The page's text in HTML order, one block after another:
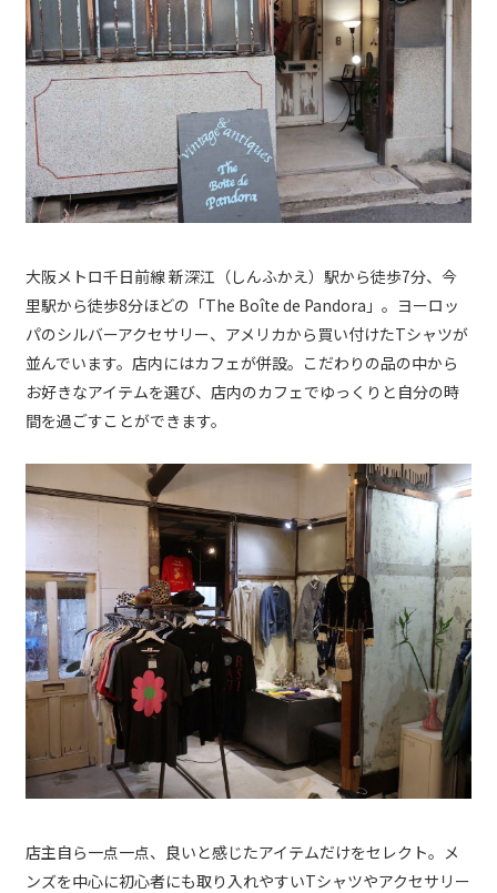
大阪メトロ千日前線 新深江（しんふかえ）駅から徒歩7分、今
里駅から徒歩8分ほどの「The Boîte de Pandora」。ヨーロッ
パのシルバーアクセサリー、アメリカから買い付けたTシャツが
並んでいます。店内にはカフェが併設。こだわりの品の中から
お好きなアイテムを選び、店内のカフェでゆっくりと自分の時
間を過ごすことができます。
店主自ら一点一点、良いと感じたアイテムだけをセレクト。メ
ンズを中心に初心者にも取り入れやすいTシャツやアクセサリー